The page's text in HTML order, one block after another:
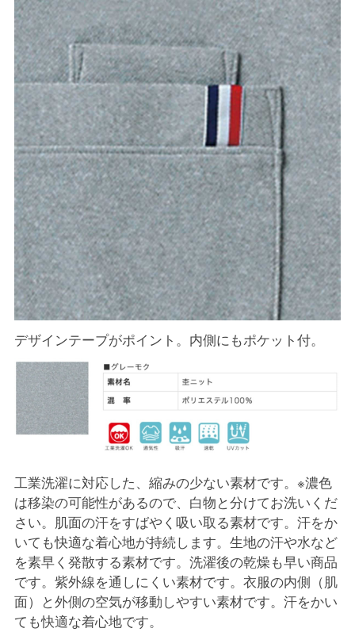
デザインテープがポイント。内側にもポケット付。
工業洗濯に対応した、縮みの少ない素材です。※濃色
は移染の可能性があるので、白物と分けてお洗いくだ
さい。肌面の汗をすばやく吸い取る素材です。汗をか
いても快適な着心地が持続します。生地の汗や水など
を素早く発散する素材です。洗濯後の乾燥も早い商品
です。紫外線を通しにくい素材です。衣服の内側（肌
面）と外側の空気が移動しやすい素材です。汗をかい
ても快適な着心地です。